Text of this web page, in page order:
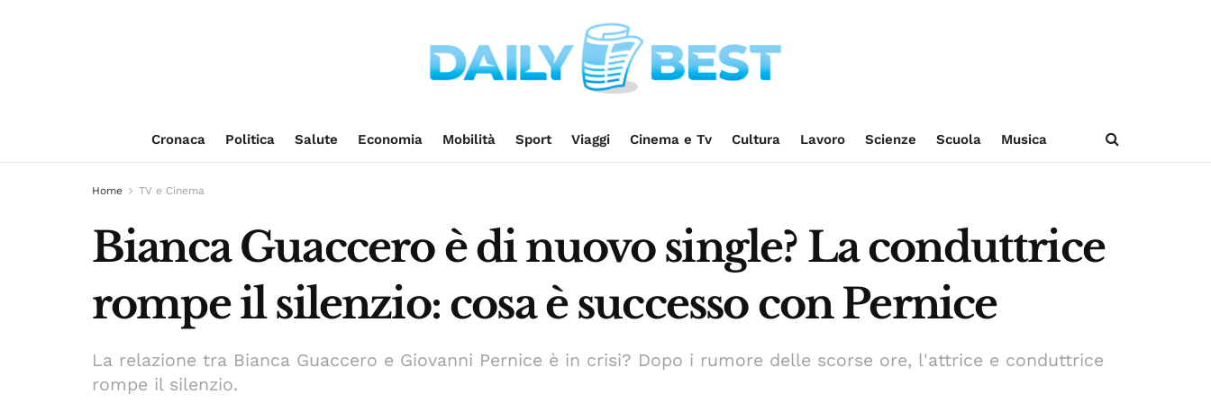
Cronaca Politica Salute Economia Mobilità Sport Viaggi Cinema e Tv Cultura Lavoro Scienze Scuola Musica
Home TV e Cinema
Bianca Guaccero è di nuovo single? La conduttrice
rompe il silenzio: cosa è successo con Pernice
La relazione tra Bianca Guaccero e Giovanni Pernice è in crisi? Dopo i rumore delle scorse ore, l'attrice e conduttrice
rompe il silenzio.